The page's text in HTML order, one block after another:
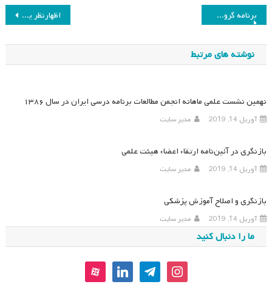
راهبری
نوشته
اظهارنظر یکی از اعضا درخصوص نشست علمی ۱۳ شهریور ماه برنامه گروپ روش‌شناسی پژوهش در سال تحصیلی ۹۲-۹۳
نوشته های مرتبط
نهمین نشست علمی ماهانه انجمن مطالعات برنامه درسی ایران در سال ۱۳۸۶
آوریل 14, 2019 مدیر سایت
بازنگری در آئین‌نامه ارتقاء اعضاء هیئت علمی
آوریل 14, 2019 مدیر سایت
بازنگری و اصلاح آموزش پزشکی
آوریل 14, 2019 مدیر سایت
ما را دنبال کنید
instagram
telegram
linkedin
aparat